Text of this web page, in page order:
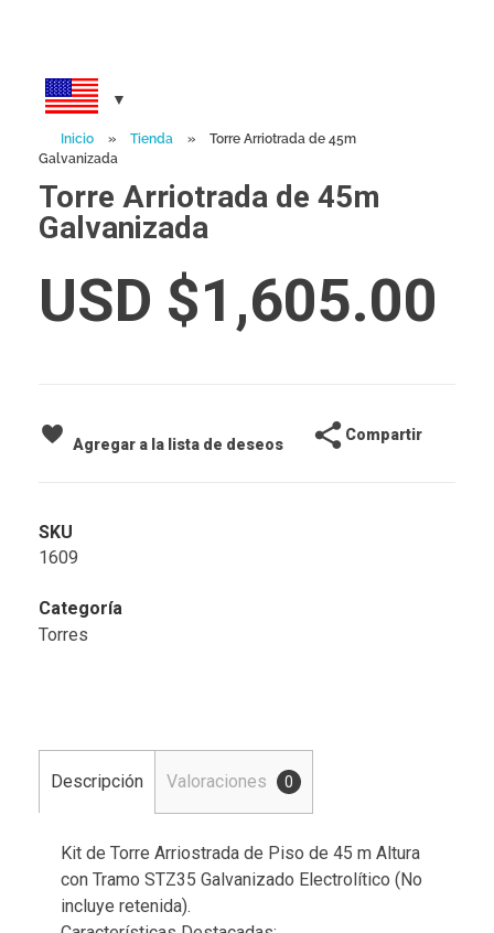
Inicio » Tienda »
Torre Arriotrada de 45m
Galvanizada
Torre Arriotrada de 45m
Galvanizada
USD $1,605.00
Agregar a la lista de deseos
Compartir
SKU
1609
Categoría
Torres
Descripción Valoraciones 0
Kit de Torre Arriostrada de Piso de 45 m Altura
con Tramo STZ35 Galvanizado Electrolítico (No
incluye retenida).